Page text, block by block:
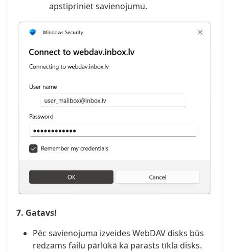
apstipriniet savienojumu.
7. Gatavs!
Pēc savienojuma izveides WebDAV disks būs
redzams failu pārlūkā kā parasts tīkla disks.